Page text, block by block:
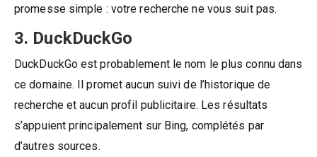
promesse simple : votre recherche ne vous suit pas.
3. DuckDuckGo
DuckDuckGo est probablement le nom le plus connu dans
ce domaine. Il promet aucun suivi de l’historique de
recherche et aucun profil publicitaire. Les résultats
s’appuient principalement sur Bing, complétés par
d’autres sources.